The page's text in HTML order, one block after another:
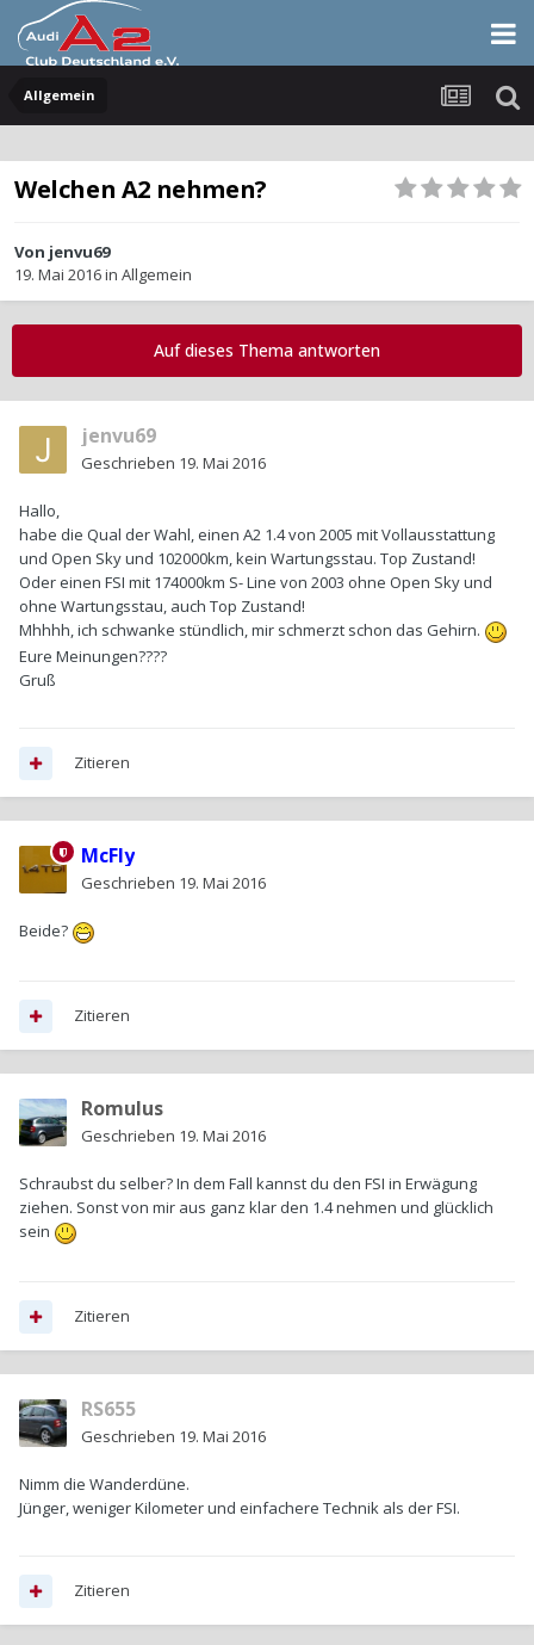
Allgemein
Welchen A2 nehmen?
Von jenvu69
19. Mai 2016in Allgemein
Auf dieses Thema antworten
jenvu69
Geschrieben 19. Mai 2016
Hallo,
habe die Qual der Wahl, einen A2 1.4 von 2005 mit Vollausstattung
und Open Sky und 102000km, kein Wartungsstau. Top Zustand!
Oder einen FSI mit 174000km S- Line von 2003 ohne Open Sky und
ohne Wartungsstau, auch Top Zustand!
Mhhhh, ich schwanke stündlich, mir schmerzt schon das Gehirn.
Eure Meinungen????
Gruß
Zitieren
McFly
Geschrieben 19. Mai 2016
Beide?
Zitieren
Romulus
Geschrieben 19. Mai 2016
Schraubst du selber? In dem Fall kannst du den FSI in Erwägung
ziehen. Sonst von mir aus ganz klar den 1.4 nehmen und glücklich
sein
Zitieren
RS655
Geschrieben 19. Mai 2016
Nimm die Wanderdüne.
Jünger, weniger Kilometer und einfachere Technik als der FSI.
Zitieren